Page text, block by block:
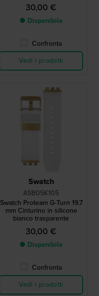
30,00 €
● Disponibile
Confronta
Vedi i prodotti
Swatch
ASB05K105
Swatch Proteam G-Turn 19.7
mm Cinturino in silicone
bianco trasparente
30,00 €
● Disponibile
Confronta
Vedi i prodotti